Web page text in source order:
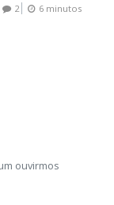
2
6 minutos
ouvirmos